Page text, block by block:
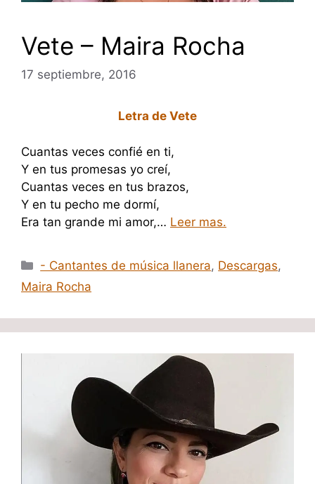
Vete – Maira Rocha
17 septiembre, 2016
Letra de Vete
Cuantas veces confié en ti,
Y en tus promesas yo creí,
Cuantas veces en tus brazos,
Y en tu pecho me dormí,
Era tan grande mi amor,… Leer mas.
Categorías
- Cantantes de música llanera, Descargas,
Maira Rocha